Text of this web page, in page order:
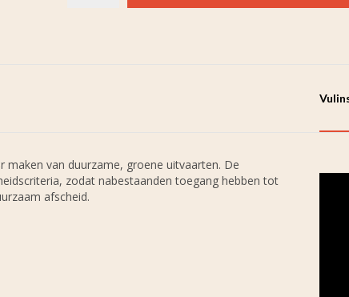
van duurzame, groene uitvaarten. De
zodat nabestaanden toegang hebben tot
afscheid.